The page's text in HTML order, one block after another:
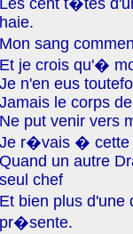
Les cent t�tes
haie.
Mon sang
Et je crois qu'�
Je n'en eus
Jamais le corps
Ne put venir vers
Je r�vais � cette
Quand un autre
seul chef
Et bien plus
pr�sente.